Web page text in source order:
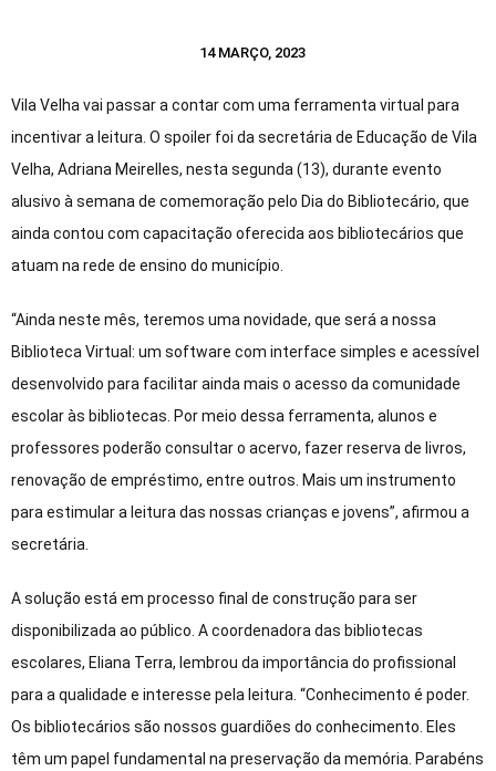
14 MARÇO, 2023
Vila Velha vai passar a contar com uma ferramenta virtual para
incentivar a leitura. O spoiler foi da secretária de Educação de Vila
Velha, Adriana Meirelles, nesta segunda (13), durante evento
alusivo à semana de comemoração pelo Dia do Bibliotecário, que
ainda contou com capacitação oferecida aos bibliotecários que
atuam na rede de ensino do município.
“Ainda neste mês, teremos uma novidade, que será a nossa
Biblioteca Virtual: um software com interface simples e acessível
desenvolvido para facilitar ainda mais o acesso da comunidade
escolar às bibliotecas. Por meio dessa ferramenta, alunos e
professores poderão consultar o acervo, fazer reserva de livros,
renovação de empréstimo, entre outros. Mais um instrumento
para estimular a leitura das nossas crianças e jovens”, afirmou a
secretária.
A solução está em processo final de construção para ser
disponibilizada ao público. A coordenadora das bibliotecas
escolares, Eliana Terra, lembrou da importância do profissional
para a qualidade e interesse pela leitura. “Conhecimento é poder.
Os bibliotecários são nossos guardiões do conhecimento. Eles
têm um papel fundamental na preservação da memória. Parabéns